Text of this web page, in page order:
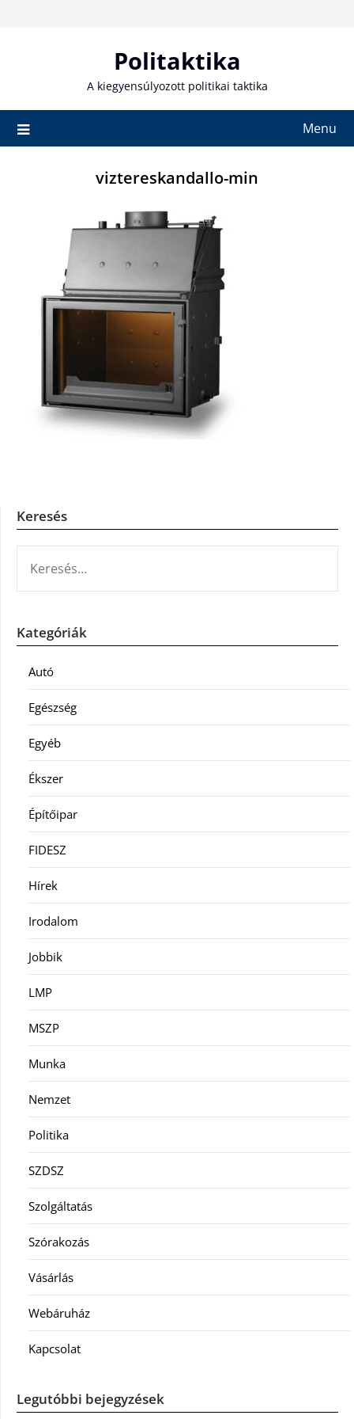
Politaktika
A kiegyensúlyozott politikai taktika
Menu
viztereskandallo-min
Keresés
Kategóriák
Autó
Egészség
Egyéb
Ékszer
Építőipar
FIDESZ
Hírek
Irodalom
Jobbik
LMP
MSZP
Munka
Nemzet
Politika
SZDSZ
Szolgáltatás
Szórakozás
Vásárlás
Webáruház
Kapcsolat
Legutóbbi bejegyzések